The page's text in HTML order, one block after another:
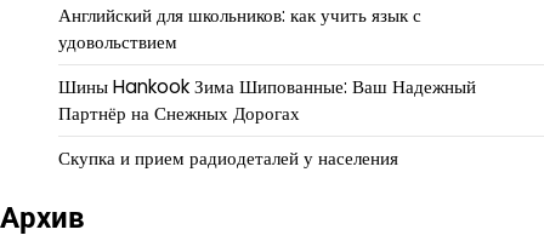
Английский для школьников: как учить язык с
удовольствием
Шины Hankook Зима Шипованные: Ваш Надежный
Партнёр на Снежных Дорогах
Скупка и прием радиодеталей у населения
Архив